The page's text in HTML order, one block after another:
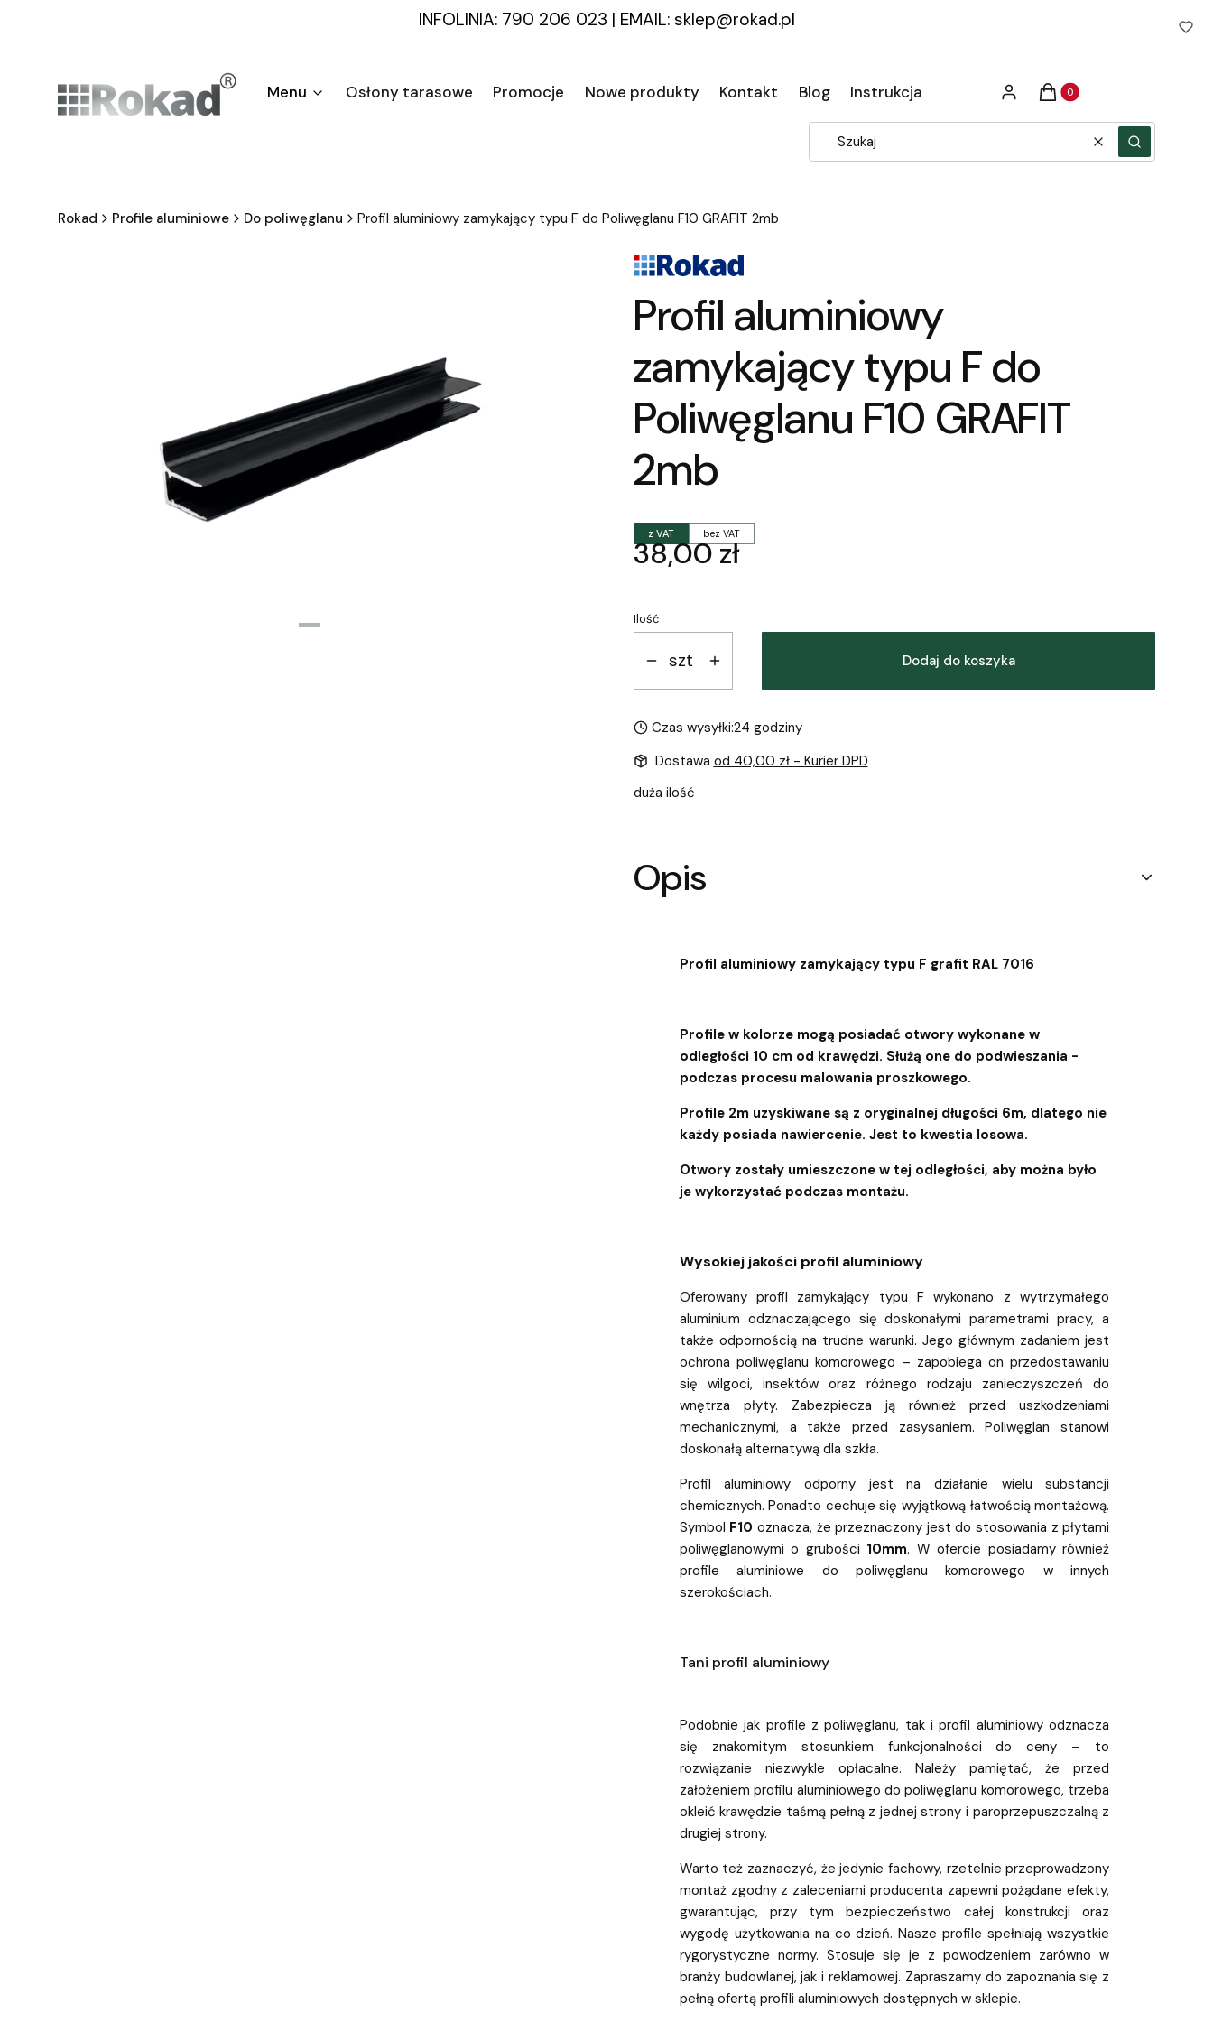
INFOLINIA: 790 206 023 | EMAIL: sklep@rokad.pl
Menu Osłony tarasowe Promocje Nowe produkty Kontakt Blog Instrukcja Zaloguj sięProdukty w koszyku: 0.
Koszyk
WyczyśćSzukaj
Rokad Profile aluminiowe Do poliwęglanu Profil aluminiowy zamykający typu F do Poliwęglanu F10 GRAFIT 2mb
Profil aluminiowy
zamykający typu F do
Poliwęglanu F10 GRAFIT
2mb
z VAT bez VAT
Cena
38,00 zł
Ilość
szt Dodaj do koszyka
Czas wysyłki:24 godziny
Dostawa od 40,00 zł - Kurier DPD
duża ilość
Opis
Profil aluminiowy zamykający typu F grafit RAL 7016
Profile w kolorze mogą posiadać otwory wykonane w
odległości 10 cm od krawędzi. Służą one do podwieszania -
podczas procesu malowania proszkowego.
Profile 2m uzyskiwane są z oryginalnej długości 6m, dlatego nie
każdy posiada nawiercenie. Jest to kwestia losowa.
Otwory zostały umieszczone w tej odległości, aby można było
je wykorzystać podczas montażu.
Wysokiej jakości profil aluminiowy
Oferowany profil zamykający typu F wykonano z wytrzymałego
aluminium odznaczającego się doskonałymi parametrami pracy, a
także odpornością na trudne warunki. Jego głównym zadaniem jest
ochrona poliwęglanu komorowego – zapobiega on przedostawaniu
się wilgoci, insektów oraz różnego rodzaju zanieczyszczeń do
wnętrza płyty. Zabezpiecza ją również przed uszkodzeniami
mechanicznymi, a także przed zasysaniem. Poliwęglan stanowi
doskonałą alternatywą dla szkła.
Profil aluminiowy odporny jest na działanie wielu substancji
chemicznych. Ponadto cechuje się wyjątkową łatwością montażową.
Symbol F10 oznacza, że przeznaczony jest do stosowania z płytami
poliwęglanowymi o grubości 10mm. W ofercie posiadamy również
profile aluminiowe do poliwęglanu komorowego w innych
szerokościach.
Tani profil aluminiowy
Podobnie jak profile z poliwęglanu, tak i profil aluminiowy odznacza
się znakomitym stosunkiem funkcjonalności do ceny – to
rozwiązanie niezwykle opłacalne. Należy pamiętać, że przed
założeniem profilu aluminiowego do poliwęglanu komorowego, trzeba
okleić krawędzie taśmą pełną z jednej strony i paroprzepuszczalną z
drugiej strony.
Warto też zaznaczyć, że jedynie fachowy, rzetelnie przeprowadzony
montaż zgodny z zaleceniami producenta zapewni pożądane efekty,
gwarantując, przy tym bezpieczeństwo całej konstrukcji oraz
wygodę użytkowania na co dzień. Nasze profile spełniają wszystkie
rygorystyczne normy. Stosuje się je z powodzeniem zarówno w
branży budowlanej, jak i reklamowej. Zapraszamy do zapoznania się z
pełną ofertą profili aluminiowych dostępnych w sklepie.